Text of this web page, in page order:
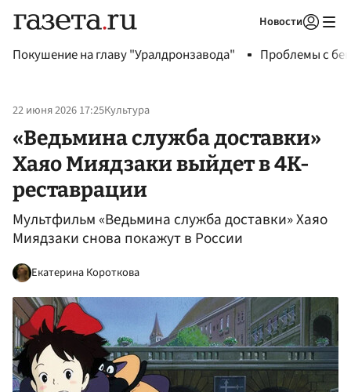
Новости
Покушение на главу "Уралдронзавода" Проблемы с
22 июня 2026 17:25Культура
«Ведьмина служба доставки»
Хаяо Миядзаки выйдет в 4K-
реставрации
Мультфильм «Ведьмина служба доставки» Хаяо
Миядзаки снова покажут в России
Екатерина Короткова